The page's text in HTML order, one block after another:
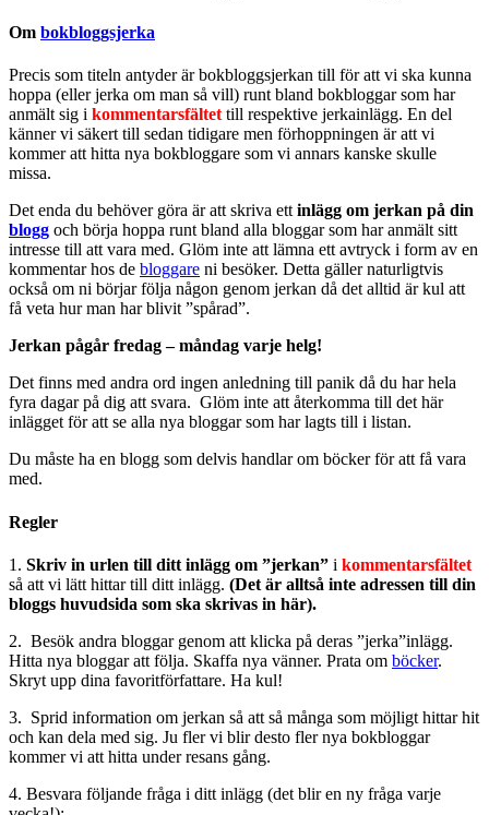
Om bokbloggsjerka
Precis som titeln antyder är bokbloggsjerkan till för att vi ska kunna
hoppa (eller jerka om man så vill) runt bland bokbloggar som har
anmält sig i kommentarsfältettill respektive jerkainlägg. En del
känner vi säkert till sedan tidigare men förhoppningen är att vi
kommer att hitta nya bokbloggare som vi annars kanske skulle
missa.
Det enda du behöver göra är att skriva ettinlägg om jerkan på din
blogg och börja hoppa runt bland alla bloggar som har anmält sitt
intresse till att vara med. Glöm inte att lämna ett avtryck i form av en
kommentar hos de bloggare ni besöker. Detta gäller naturligtvis
också om ni börjar följa någon genom jerkan då det alltid är kul att
få veta hur man har blivit ”spårad”.
Jerkan pågår fredag – måndag varje helg!
Det finns med andra ord ingen anledning till panik då du har hela
fyra dagar på dig att svara. Glöm inte att återkomma till det här
inlägget för att se alla nya bloggar som har lagts till i listan.
Du måste ha en blogg som delvis handlar om böcker för att få vara
med.
Regler
1. Skriv in urlen till ditt inlägg om ”jerkan” i kommentarsfältet
så att vi lätt hittar till ditt inlägg. (Det är alltså inte adressen till din
bloggs huvudsida som ska skrivas in här).
2. Besök andra bloggar genom att klicka på deras ”jerka”inlägg.
Hitta nya bloggar att följa. Skaffa nya vänner. Prata om böcker.
Skryt upp dina favoritförfattare. Ha kul!
3. Sprid information om jerkan så att så många som möjligt hittar hit
och kan dela med sig. Ju fler vi blir desto fler nya bokbloggar
kommer vi att hitta under resans gång.
4. Besvara följande fråga i ditt inlägg (det blir en ny fråga varje